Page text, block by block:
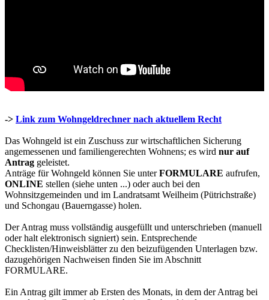
-> Link zum Wohngeldrechner nach aktuellem Recht
Das Wohngeld ist ein Zuschuss zur wirtschaftlichen Sicherung
angemessenen und familiengerechten Wohnens; es wird nur auf
Antrag geleistet.
Anträge für Wohngeld können Sie unterFORMULARE aufrufen,
ONLINE stellen (siehe unten ...) oder auch bei den
Wohnsitzgemeinden und im Landratsamt Weilheim (Pütrichstraße)
und Schongau (Bauerngasse) holen.
Der Antrag muss vollständig ausgefüllt und unterschrieben (manuell
oder halt elektronisch signiert) sein. Entsprechende
Checklisten/Hinweisblätter zu den beizufügenden Unterlagen bzw.
dazugehörigen Nachweisen finden Sie im Abschnitt
FORMULARE.
Ein Antrag gilt immer ab Ersten des Monats, in dem der Antrag bei